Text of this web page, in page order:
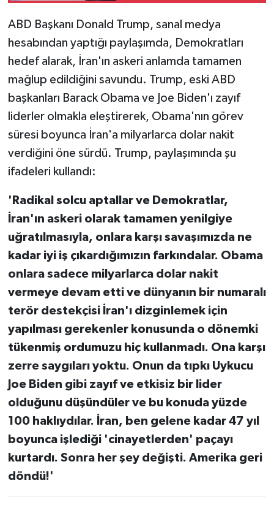
ABD Başkanı Donald Trump, sanal medya
hesabından yaptığı paylaşımda, Demokratları
hedef alarak, İran'ın askeri anlamda tamamen
mağlup edildiğini savundu. Trump, eski ABD
başkanları Barack Obama ve Joe Biden'ı zayıf
liderler olmakla eleştirerek, Obama'nın görev
süresi boyunca İran'a milyarlarca dolar nakit
verdiğini öne sürdü. Trump, paylaşımında şu
ifadeleri kullandı:
'Radikal solcu aptallar ve Demokratlar,
İran'ın askeri olarak tamamen yenilgiye
uğratılmasıyla, onlara karşı savaşımızda ne
kadar iyi iş çıkardığımızın farkındalar. Obama
onlara sadece milyarlarca dolar nakit
vermeye devam etti ve dünyanın bir numaralı
terör destekçisi İran'ı dizginlemek için
yapılması gerekenler konusunda o dönemki
tükenmiş ordumuzu hiç kullanmadı. Ona karşı
zerre saygıları yoktu. Onun da tıpkı Uykucu
Joe Biden gibi zayıf ve etkisiz bir lider
olduğunu düşündüler ve bu konuda yüzde
100 haklıydılar. İran, ben gelene kadar 47 yıl
boyunca işlediği 'cinayetlerden' paçayı
kurtardı. Sonra her şey değişti. Amerika geri
döndü!'